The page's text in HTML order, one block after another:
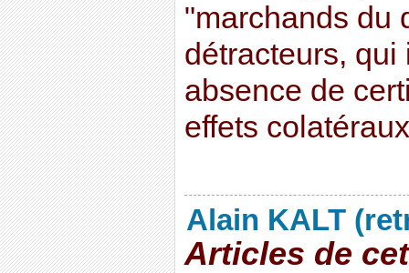
"marchands du
détracteurs, qui
absence de
effets
Alain KALT
Articles de